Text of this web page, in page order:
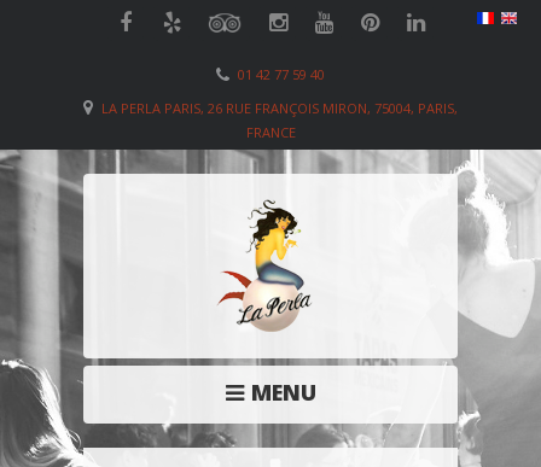
01 42 77 59 40
LA PERLA PARIS, 26 RUE FRANÇOIS MIRON, 75004, PARIS,
FRANCE
MENU